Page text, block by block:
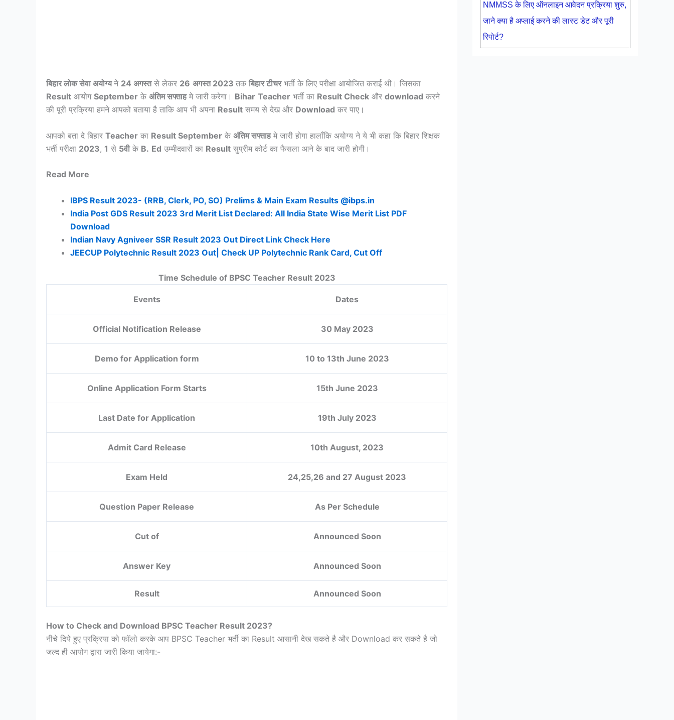
बिहार लोक सेवा अयोग्यने 24 अगस्तसे लेकर 26 अगस्त 2023 तक बिहार टीचरभर्ती के लिए परीक्षा आयोजित कराई थी। जिसका
Result आयोग September के अंतिम सफ्ताहमे जारी करेगा। Bihar Teacher भर्ती का Result Check और download करने
की पूरी प्रक्रिया हमने आपको बताया है ताकि आप भी अपना Result समय से देख और Download कर पाए।
आपको बता दे बिहार Teacher का Result September के अंतिम सफ्ताहमे जारी होगा हालाँकि अयोग्य ने ये भी कहा कि बिहार शिक्षक
भर्ती परीक्षा 2023, 1 से 5वीके B. Ed उम्मीदवारों का Result सुप्रीम कोर्ट का फैसला आने के बाद जारी होगी।
Read More
IBPS Result 2023- (RRB, Clerk, PO, SO) Prelims & Main Exam Results @ibps.in
India Post GDS Result 2023 3rd Merit List Declared: All India State Wise Merit List PDF
Download
Indian Navy Agniveer SSR Result 2023 Out Direct Link Check Here
JEECUP Polytechnic Result 2023 Out| Check UP Polytechnic Rank Card, Cut Off
Time Schedule of BPSC Teacher Result 2023
Events Dates
Official Notification Release 30 May 2023
Demo for Application form 10 to 13th June 2023
Online Application Form Starts 15th June 2023
Last Date for Application 19th July 2023
Admit Card Release 10th August, 2023
Exam Held 24,25,26 and 27 August 2023
Question Paper Release As Per Schedule
Cut of Announced Soon
Answer Key Announced Soon
Result Announced Soon
How to Check and Download BPSC Teacher Result 2023?
नीचे दिये हुए प्रक्रिया को फॉलो करके आप BPSC Teacher भर्ती का Result आसानी देख सकते है और Download कर सकते है जो
जल्द ही आयोग द्वारा जारी किया जायेगा:-
NMMSS के लिए ऑनलाइन आवेदन प्रक्रिया शुरु,
जाने क्या है अप्लाई करने की लास्ट डेट और पूरी
रिपोर्ट?